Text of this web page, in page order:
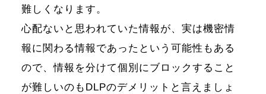
難しくなります。
心配ないと思われていた情報が、実は機密情
報に関わる情報であったという可能性もある
ので、情報を分けて個別にブロックすること
が難しいのもDLPのデメリットと言えましょ